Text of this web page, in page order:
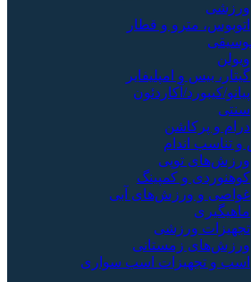
ورزشی
اتوبوس، مترو و قطار
ویولن
گیتار، بیس و امپلیفایر
پیانو/کیبورد/آکاردئون
سنتی
درام و پرکاشن
تناسب اندام
ورزش‌های توپی
کوهنوردی و کمپینگ
غواصی و ورزش‌های آبی
ماهیگیری
تجهیزات ورزشی
ورزش‌های زمستانی
اسب و تجهیزات اسب سواری